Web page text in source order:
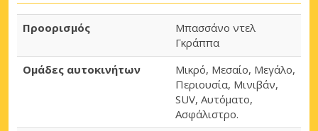
Προορισμός
Μπασσάνο ντελ
Γκράππα
Ομάδες αυτοκινήτων
Μικρό, Μεσαίο, Μεγάλο,
Περιουσία, Μινιβάν,
SUV, Αυτόματο,
Ασφάλιστρο.